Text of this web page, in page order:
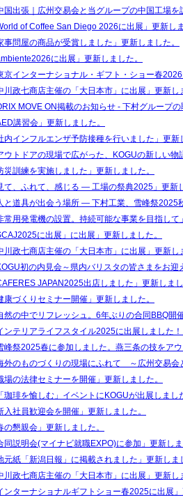
国出張｜広州交易会と当グループの中国工場を
of Coffee San Diego 2026に出展」更新しま
事問屋の商品が受賞しました」更新しました。
に出展」更新しました。
京インターナショナル・ギフト・ショー春
川政七商店主催の「大日本市」に出展」更新し
MOVE ON掲載のお知らせ - 下村グループの
講習会」更新しました。
内インフルエンザ予防接種を行いました」更新
ウトドアの現場で広がった、KOGUの新しい物
災訓練を実施しました」更新しました。
て、ふれて、感じる ― 工場の祭典2025」更新
と道具が出会う場所 ― 下村工業、雪峰祭2025
常用発電機の設置。持続可能な事業を目指して
に出展」に出展」更新しました。
川政七商店主催の「大日本市」に出展」更新し
初の内見会～県内バリスタの皆さまをお迎
JAPAN2025出店しました」更新しまし
康づくりセミナー開催」更新しました。
然の中でリフレッシュ。6年ぶりの合同BBQ開
ンテリアライフスタイル2025に出展しました！
峰祭2025春に参加しました。燕三条の技をア
外のものづくりの現場にふれて ～広州交易会
場の法律セミナーを開催」更新しました。
珈琲を愉しむ」イベントにKOGUが出展しまし
入社員歓迎会を開催」更新しました。
の懇親会」更新しました。
同説明会(マイナビ就職EXPO)に参加」更新しま
元紙「新潟日報」に掲載されました」更新しま
川政七商店主催の「大日本市」に出展」更新し
ンターナショナルギフトショー春2025に出展」